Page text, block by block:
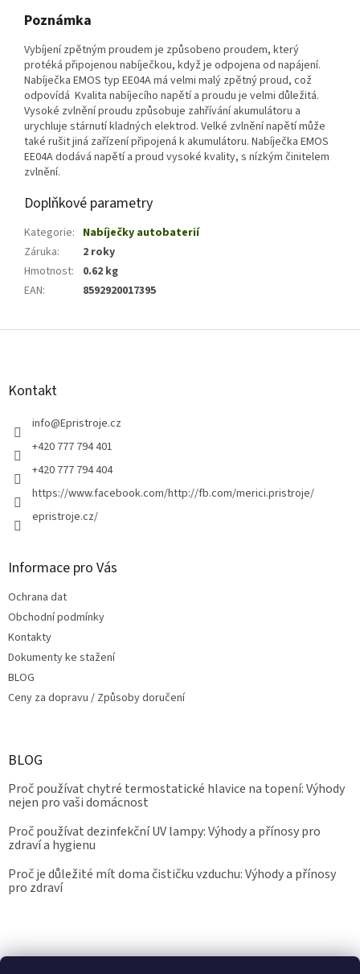
Poznámka
Vybíjení zpětným proudem je způsobeno proudem, který
protéká připojenou nabíječkou, když je odpojena od napájení.
Nabíječka EMOS typ EE04A má velmi malý zpětný proud, což
odpovídá Kvalita nabíjecího napětí a proudu je velmi důležitá.
Vysoké zvlnění proudu způsobuje zahřívání akumulátoru a
urychluje stárnutí kladných elektrod. Velké zvlnění napětí může
také rušit jiná zařízení připojená k akumulátoru. Nabíječka EMOS
EE04A dodává napětí a proud vysoké kvality, s nízkým činitelem
zvlnění.
Doplňkové parametry
Kategorie: Nabíječky autobaterií
Záruka:
2 roky
Hmotnost:
0.62 kg
EAN: 8592920017395
Z
Kontakt
info@Epristroje.cz
+420 777 794 401
+420 777 794 404
https://www.facebook.com/http://fb.com/merici.pristroje/
epristroje.cz/
Informace pro Vás
Ochrana dat
Obchodní podmínky
Kontakty
Dokumenty ke stažení
BLOG
Ceny za dopravu / Způsoby doručení
BLOG
Proč používat chytré termostatické hlavice na topení: Výhody
nejen pro vaši domácnost
Proč používat dezinfekční UV lampy: Výhody a přínosy pro
zdraví a hygienu
Proč je důležité mít doma čističku vzduchu: Výhody a přínosy
pro zdraví